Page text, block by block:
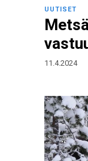
UUTISET
11.4.2024